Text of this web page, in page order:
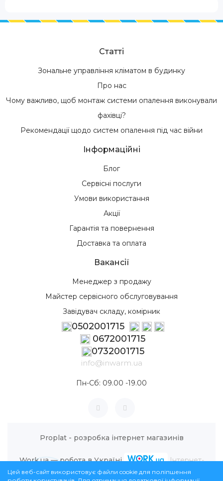
Статті
Зональне управління кліматом в будинку
Про нас
Чому важливо, щоб монтаж системи опалення виконували
фахівці?
Рекомендації щодо систем опалення під час війни
Інформаційні
Блог
Сервісні послуги
Умови використання
Акції
Гарантія та повернення
Доставка та оплата
Вакансії
Менеджер з продажу
Майстер сервісного обслуговування
Завідувач складу, комірник
0502001715
0672001715
0732001715
info@inwarm.ua
Пн-Сб: 09.00 -19.00
Proplat - розробка інтернет магазинів
Work.ua — робота в Україні
Інтернет-
магазин InWarm © 2026
Цей веб-сайт використовує файли cookie для поліпшення